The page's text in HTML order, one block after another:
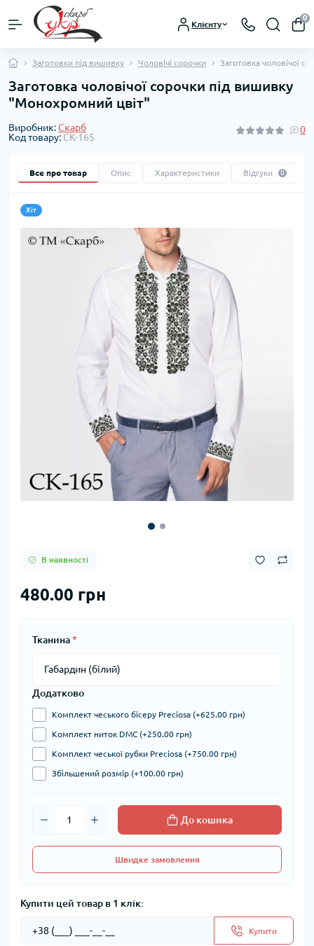
Клієнту
0
Заготовки під вишивку Чоловічі сорочки Заготовка чоловічої
Заготовка чоловічої сорочки під вишивку
"Монохромний цвіт"
Виробник:Скарб
Код товару: СК-165
0
Все про товар Опис Характеристики Відгуки 0
Хіт
В наявності
480.00 грн
Тканина*
Додатково
Комплект чеського бісеру Preciosa (+625.00 грн)
Комплект ниток DMC (+250.00 грн)
Комплект чеської рубки Preciosa (+750.00 грн)
Збільшений розмір (+100.00 грн)
До кошика
Швидке замовлення
Купити цей товар в 1 клік:
Купити